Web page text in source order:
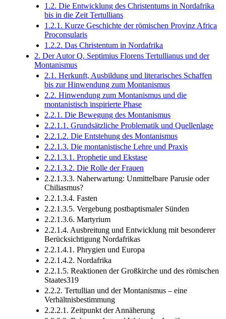
1.2. Die Entwicklung des Christentums in Nordafrika
bis in die Zeit Tertullians
1.2.1. Kurze Geschichte der römischen Provinz Africa
Proconsularis
1.2.2. Das Christentum in Nordafrika
2. Der Autor Q. Septimius Florens Tertullianus und der
Montanismus
2.1. Herkunft, Ausbildung und literarisches Schaffen
bis zur Hinwendung zum Montanismus
2.2. Hinwendung zum Montanismus und die
montanistisch inspirierte Phase
2.2.1. Die Bewegung des Montanismus
2.2.1.1. Grundsätzliche Problematik und Quellenlage
2.2.1.2. Die Entstehung des Montanismus
2.2.1.3. Die montanistische Lehre und Praxis
2.2.1.3.1. Prophetie und Ekstase
2.2.1.3.2. Die Rolle der Frauen
2.2.1.3.3. Naherwartung: Unmittelbare Parusie oder
Chiliasmus?
2.2.1.3.4. Fasten
2.2.1.3.5. Vergebung postbaptismaler Sünden
2.2.1.3.6. Martyrium
2.2.1.4. Ausbreitung und Entwicklung mit besonderer
Berücksichtigung Nordafrikas
2.2.1.4.1. Phrygien und Europa
2.2.1.4.2. Nordafrika
2.2.1.5. Reaktionen der Großkirche und des römischen
Staates319
2.2.2. Tertullian und der Montanismus – eine
Verhältnisbestimmung
2.2.2.1. Zeitpunkt der Annäherung